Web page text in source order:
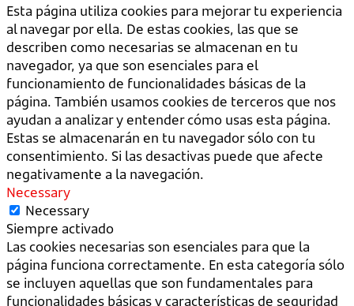
Esta página utiliza cookies para mejorar tu experiencia
al navegar por ella. De estas cookies, las que se
describen como necesarias se almacenan en tu
navegador, ya que son esenciales para el
funcionamiento de funcionalidades básicas de la
página. También usamos cookies de terceros que nos
ayudan a analizar y entender cómo usas esta página.
Estas se almacenarán en tu navegador sólo con tu
consentimiento. Si las desactivas puede que afecte
negativamente a la navegación.
Necessary
Necessary
Siempre activado
Las cookies necesarias son esenciales para que la
página funciona correctamente. En esta categoría sólo
se incluyen aquellas que son fundamentales para
funcionalidades básicas y características de seguridad